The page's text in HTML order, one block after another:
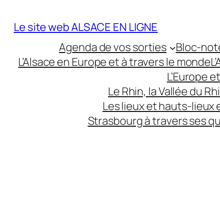
auLe site web ALSACE EN LIGNE
Agenda de vos sorties
Bloc-
L’Alsace en Europe et à travers le monde
L’Europe
Le Rhin, la Vallée du
Les lieux et hauts-lieux
Strasbourg à travers ses